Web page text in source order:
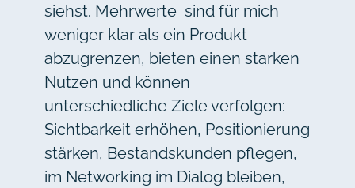
siehst. Mehrwerte sind für mich
weniger klar als ein Produkt
abzugrenzen, bieten einen starken
Nutzen und können
unterschiedliche Ziele verfolgen:
Sichtbarkeit erhöhen, Positionierung
stärken, Bestandskunden pflegen,
im Networking im Dialog bleiben,